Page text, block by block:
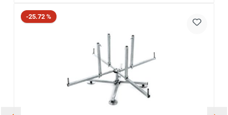
Rabatt
-25.72 %